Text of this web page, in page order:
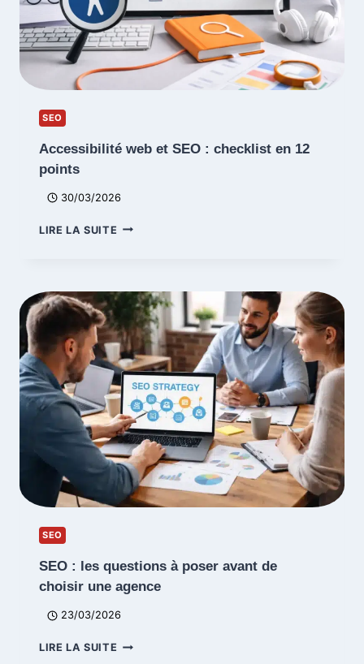
SEO
Accessibilité web et SEO : checklist en 12
points
30/03/2026
LIRE LA SUITE ACCESSIBILITÉ
:
CHECKLIST
EN
12
POINTS
SEO
SEO : les questions à poser avant de
choisir une agence
23/03/2026
LIRE LA SUITE SEO